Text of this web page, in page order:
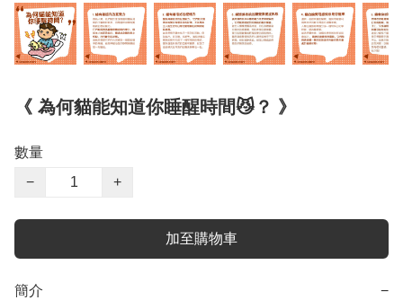
《 為何貓能知道你睡醒時間😼？ 》
數量
−
+
加至購物車
簡介 −